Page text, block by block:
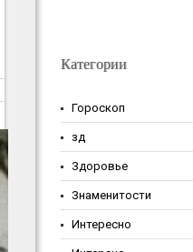
Категории
Гороскоп
зд
Здоровье
Знаменитости
Интересно